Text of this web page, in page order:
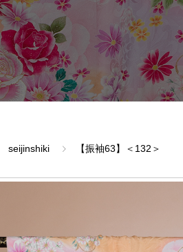
seijinshiki 【振袖63】＜132＞